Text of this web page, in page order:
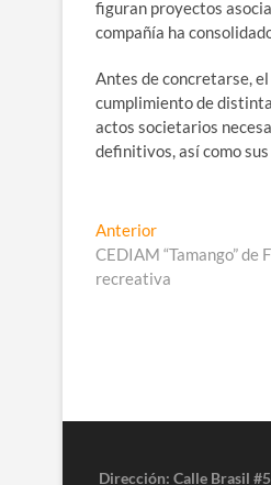
figuran proyectos
compañía ha
Antes de concretarse,
cumplimiento de
actos societarios
definitivos, así como
Navegación
de
AnteriorEntrada
anterior:
CEDIAM “Tamango”
recreativa
Dirección: Calle Brasil